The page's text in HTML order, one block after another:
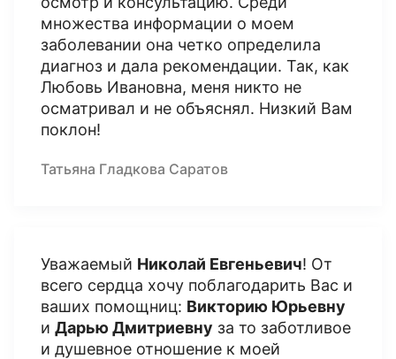
множества информации о моем
заболевании она четко определила
диагноз и дала рекомендации. Так, как
Любовь Ивановна, меня никто не
осматривал и не объяснял. Низкий Вам
поклон!
Татьяна Гладкова Саратов
Уважаемый Николай Евгеньевич! От
всего сердца хочу поблагодарить Вас и
ваших помощниц: Викторию Юрьевну
и Дарью Дмитриевну за то заботливое
и душевное отношение к моей